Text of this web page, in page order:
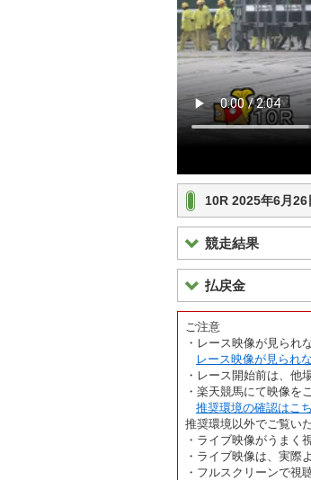
10R 2025年6月
競走結果
払戻金
ご注意
・レース映像が見られ
レース映像が見られ
・レース開始前は、他
・楽天競馬にて映像を
推奨環境の確認はこ
推奨環境以外でご覧い
・ライブ映像がうまく
・ライブ映像は、実際
・フルスクリーンで視